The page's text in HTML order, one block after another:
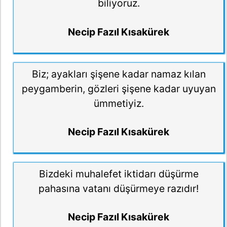
biliyoruz.
Necip Fazıl Kısakürek
Biz; ayakları şişene kadar namaz kılan
peygamberin, gözleri şişene kadar uyuyan
ümmetiyiz.
Necip Fazıl Kısakürek
Bizdeki muhalefet iktidarı düşürme
pahasına vatanı düşürmeye razıdır!
Necip Fazıl Kısakürek